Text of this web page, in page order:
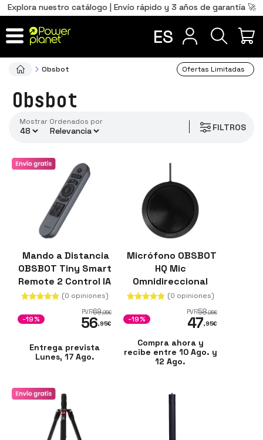
Explora nuestro catálogo | Envío rápido y 3 años de garantía 🚀
ES
Obsbot Ofertas Limitadas
Obsbot
FILTROS
Mostrar ordenados por
precio
Mando a Distancia
OBSBOT Tiny Smart
Remote 2 Control IA
Cámara
(0 opiniones)
PVR69,95€
56,95€
-19%
Entrega prevista
Lunes, 17 Ago.
Micrófono OBSBOT
HQ Mic
Omnidireccional
360° Jack TRRS
(0 opiniones)
PVR58,95€
47,95€
-19%
Compra ahora y
recibe entre 10 Ago. y
12 Ago.
Total 0,00€
IR AL CARRITO
Português
PT
FR